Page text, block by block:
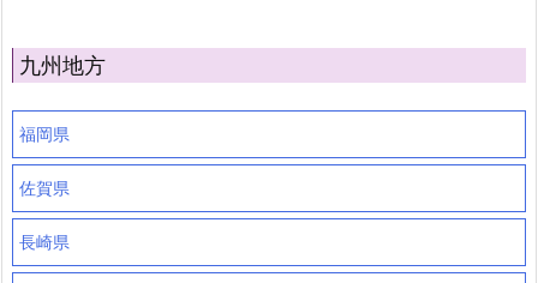
九州地方
福岡県
佐賀県
長崎県